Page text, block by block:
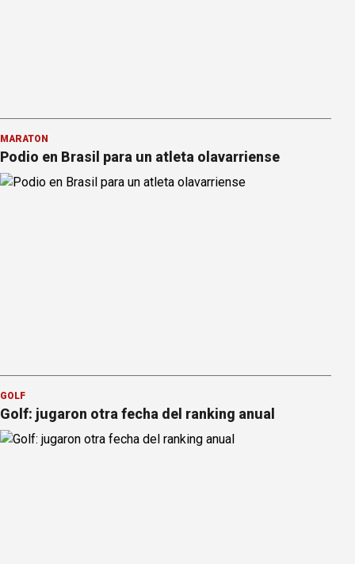
MARATÓN
Podio en Brasil para un atleta olavarriense
GOLF
Golf: jugaron otra fecha del ranking anual